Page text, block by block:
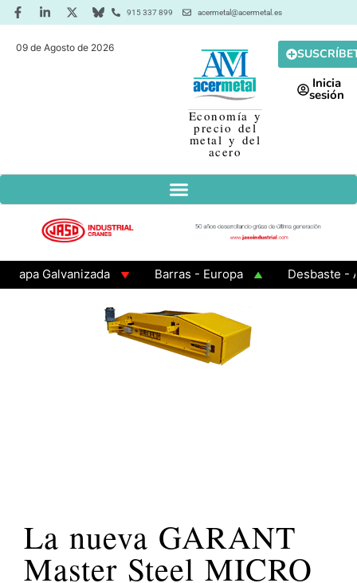
915 337 899 acermetal@acermetal.es
09 de Agosto de 2026
Economía y
precio del
metal y del
acero
Inicia
sesión
Galvanizada Barras - Europa
Desbaste - Asia
La nueva GARANT
Master Steel MICRO